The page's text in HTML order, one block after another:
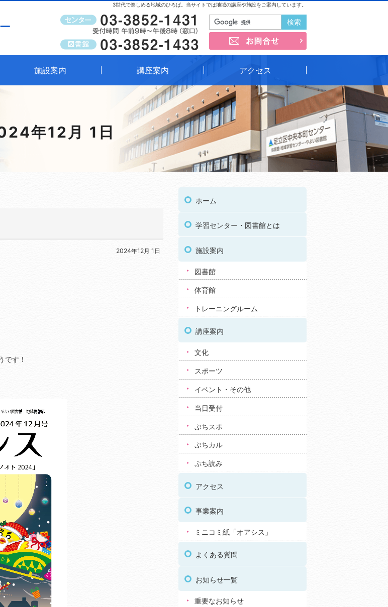
年12月 1日
3世代で楽しめる地域のひろば。当サイトでは地域の講座や施設をご案内しています。
2024年12月 1日
です！
ホーム
学習センター・図書館とは
施設案内
図書館
体育館
トレーニングルーム
講座案内
文化
スポーツ
イベント・その他
当日受付
ぷちスポ
ぷちカル
ぷち読み
アクセス
事業案内
ミニコミ紙「オアシス」
よくある質問
お知らせ一覧
重要なお知らせ
03-3852-1431
受付時間
午前9時～午後8時（窓口）
03-3852-1433
施設案内 講座案内 アクセス